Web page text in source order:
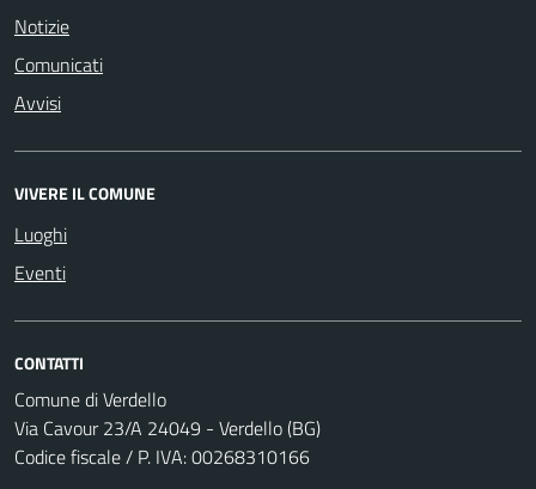
Notizie
Comunicati
Avvisi
VIVERE IL COMUNE
Luoghi
Eventi
CONTATTI
Comune di Verdello
Via Cavour 23/A 24049 - Verdello (BG)
Codice fiscale / P. IVA: 00268310166